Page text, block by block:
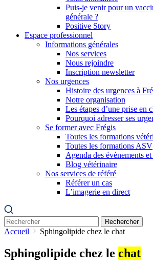
Puis-je venir pour un
générale ?
Positive Story
Espace professionnel
Informations générales
Nos services
Nous rejoindre
Inscription newsletter
Nos urgences
Histoire des urgences à
Notre organisation
Les étapes d’une prise en
Pourquoi adresser ses
Se former avec Frégis
Toutes les formations
Toutes les formations ASV
Agenda des évènements
Blog vétérinaire
Nos services de référé
Référer un cas
L’imagerie en direct
Rechercher
Accueil Sphingolipide chez le chat
Sphingolipide chez le chat